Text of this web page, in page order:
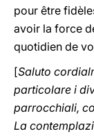
pour être
avoir la force
quotidien de
[Saluto
particolare i
parrocchiali,
La